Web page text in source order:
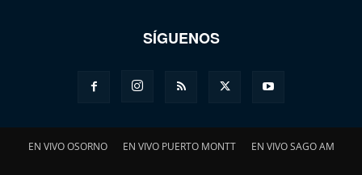
SÍGUENOS
EN VIVO OSORNO EN VIVO PUERTO MONTT EN VIVO SAGO AM